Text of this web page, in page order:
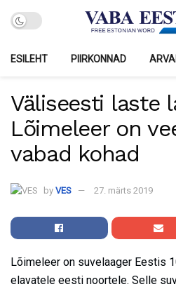
ESILEHT PIIRKONNAD
Väliseesti laste
Lõimeleer on
vabad kohad
by VES 27. märts 2019
Lõimeleer on suvelaager Eestis
elavatele eesti noortele. Selle